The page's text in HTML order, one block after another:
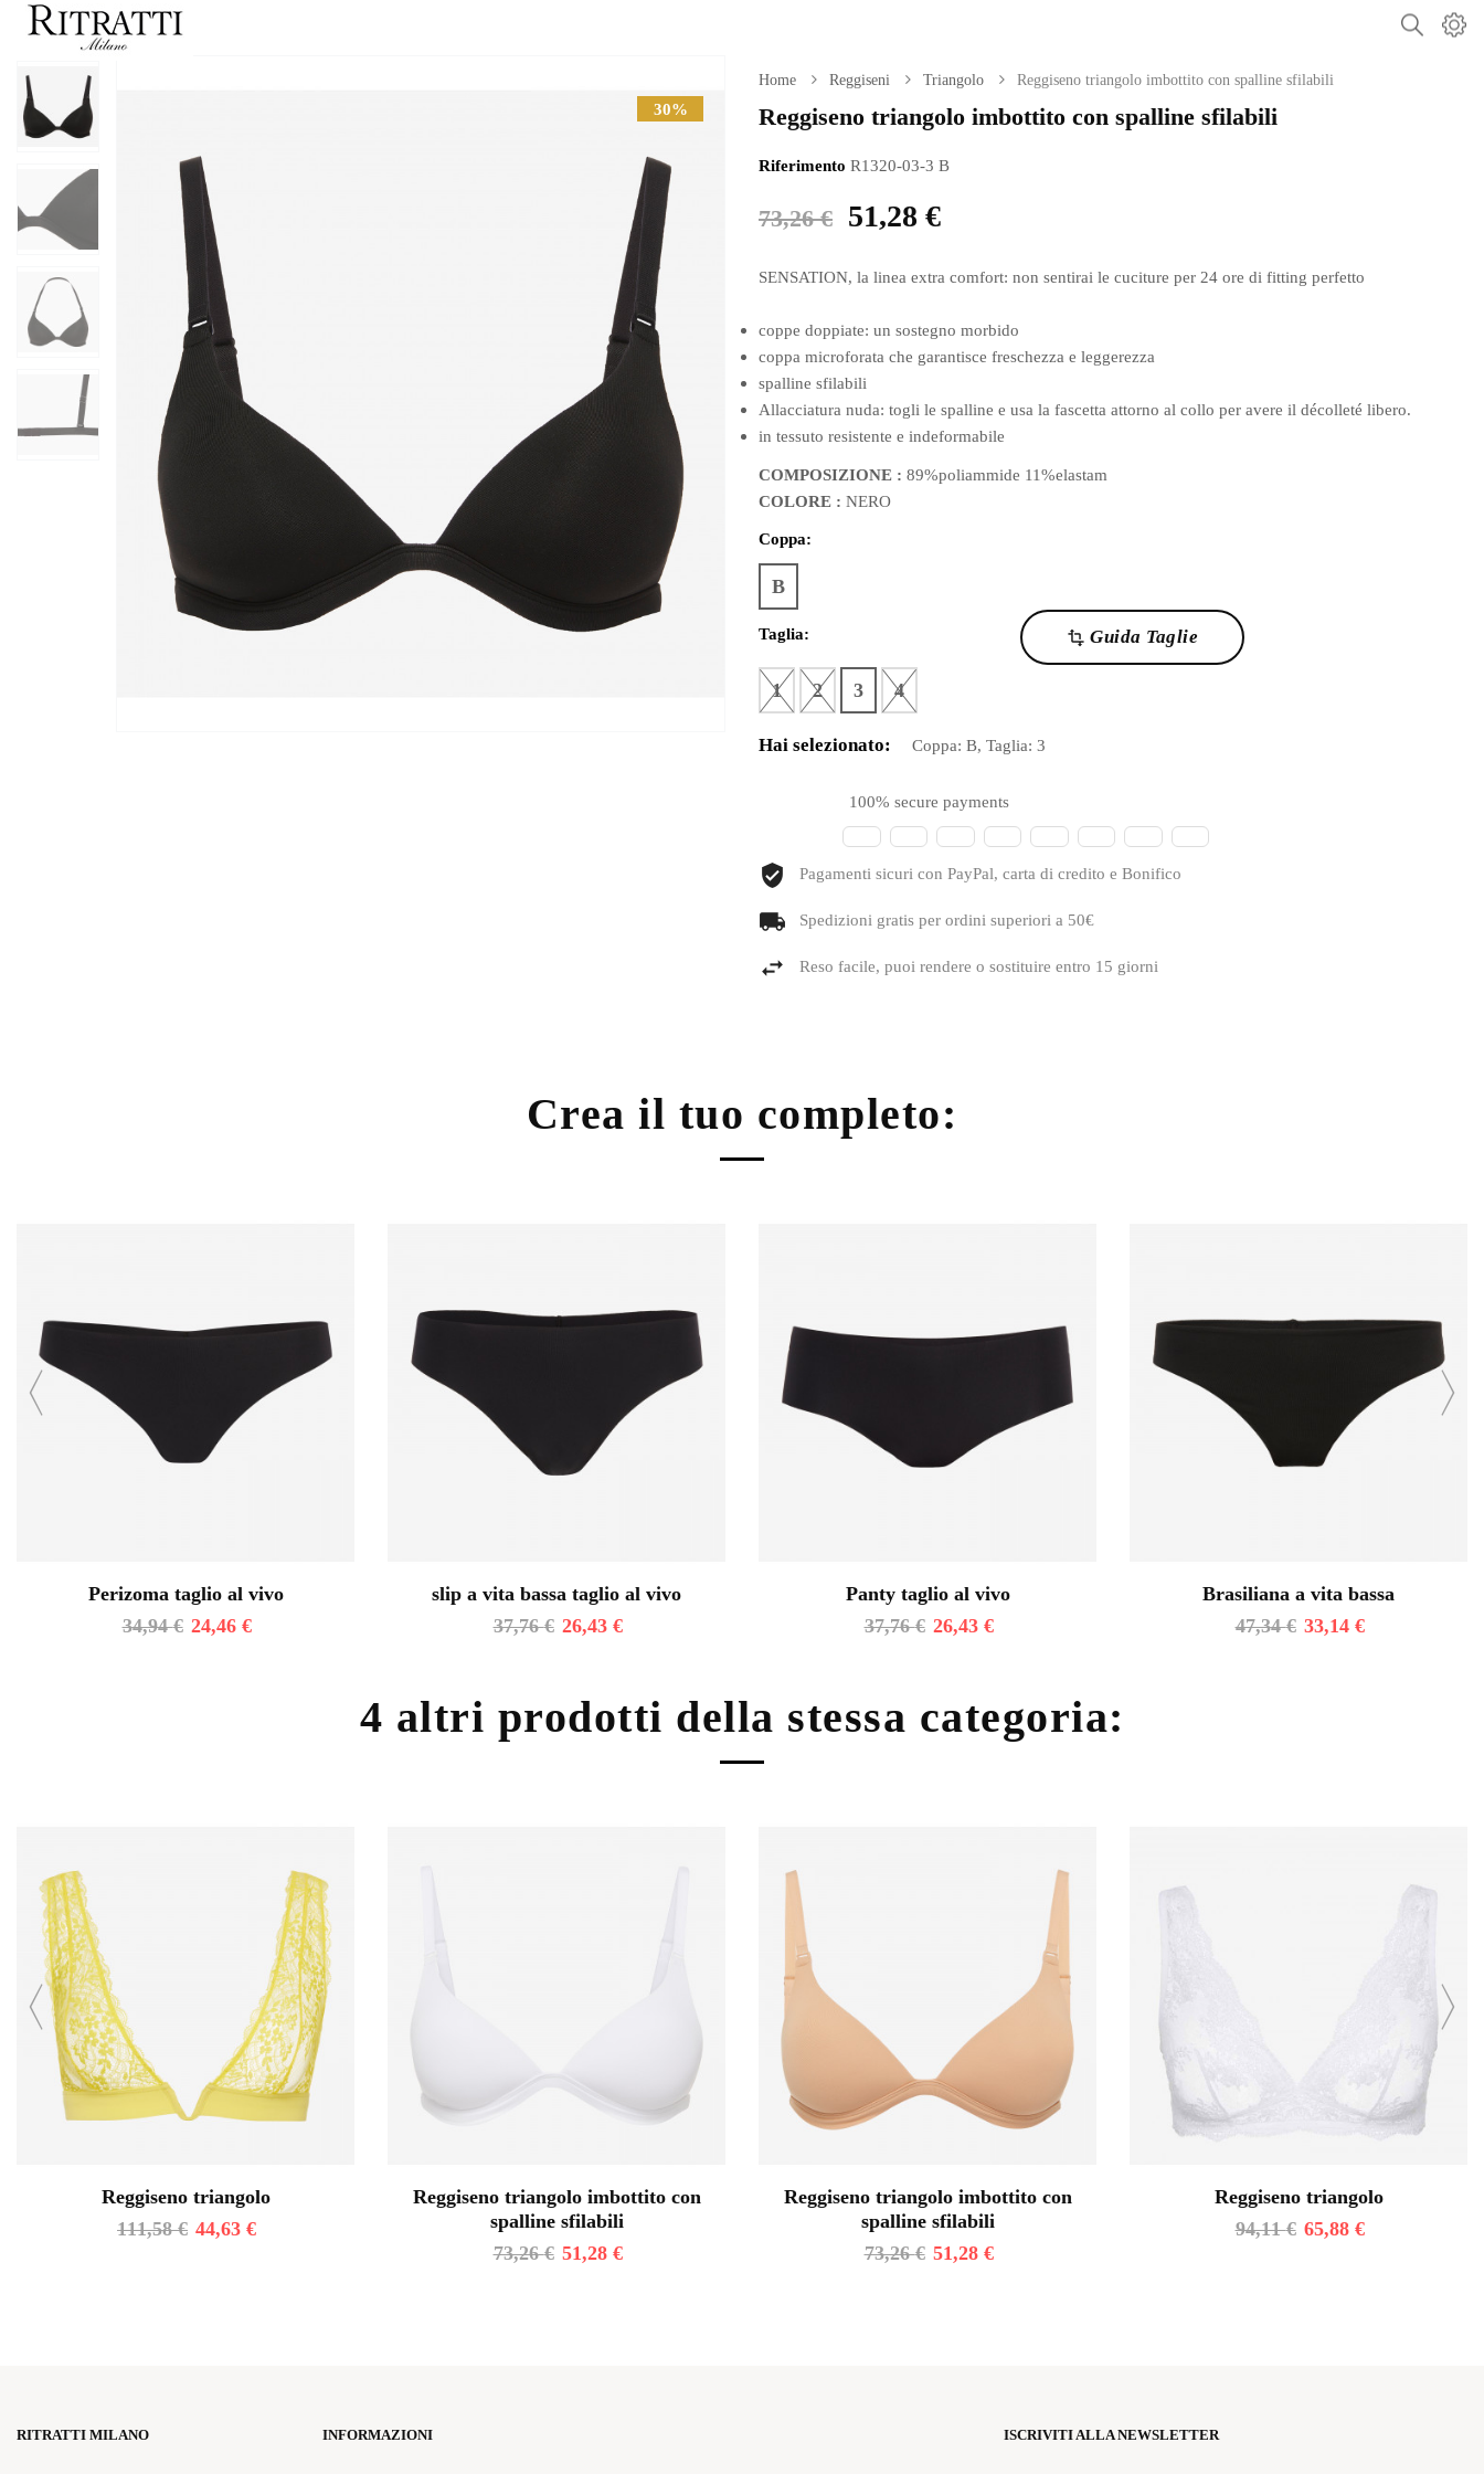
30%
Home Reggiseni Triangolo Reggiseno triangolo imbottito con spalline sfilabili
Reggiseno triangolo imbottito con spalline sfilabili
Riferimento R1320-03-3 B
73,26 € 51,28 €
SENSATION, la linea extra comfort: non sentirai le cuciture per 24 ore di fitting perfetto
coppe doppiate: un sostegno morbido
coppa microforata che garantisce freschezza e leggerezza
spalline sfilabili
Allacciatura nuda: togli le spalline e usa la fascetta attorno al collo per avere il décolleté libero.
in tessuto resistente e indeformabile
COMPOSIZIONE : 89%poliammide 11%elastam
COLORE : NERO
Coppa:
B
transform Guida Taglie
Taglia:
1 2 3 4
Hai selezionato: Coppa: B, Taglia: 3
100% secure payments
Pagamenti sicuri con PayPal, carta di credito e Bonifico
Spedizioni gratis per ordini superiori a 50€
Reso facile, puoi rendere o sostituire entro 15 giorni
Crea il tuo completo:
Perizoma taglio al vivo
34,94€ 24,46 €
slip a vita bassa taglio al vivo
37,76€ 26,43 €
Panty taglio al vivo
37,76€ 26,43 €
Brasiliana a vita bassa
47,34€ 33,14 €
4 altri prodotti della stessa categoria:
Reggiseno triangolo
111,58€ 44,63 €
Reggiseno triangolo imbottito con
spalline sfilabili
73,26€ 51,28 €
Reggiseno triangolo imbottito con
spalline sfilabili
73,26€ 51,28 €
Reggiseno triangolo
94,11€ 65,88 €
RITRATTI MILANO INFORMAZIONI ISCRIVITI ALLA NEWSLETTER